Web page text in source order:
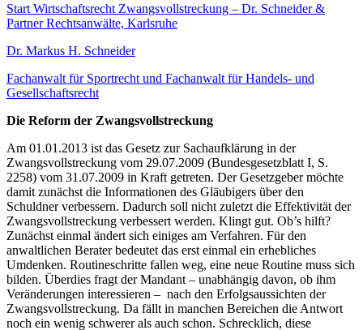
Start Wirtschaftsrecht Zwangsvollstreckung – Dr. Schneider &
Partner Rechtsanwälte, Karlsruhe
Dr. Markus H. Schneider
Fachanwalt für Sportrecht und Fachanwalt für Handels- und
Gesellschaftsrecht
Die Reform der Zwangsvollstreckung
Am 01.01.2013 ist das Gesetz zur Sachaufklärung in der
Zwangsvollstreckung vom 29.07.2009 (Bundesgesetzblatt I, S.
2258) vom 31.07.2009 in Kraft getreten. Der Gesetzgeber möchte
damit zunächst die Informationen des Gläubigers über den
Schuldner verbessern. Dadurch soll nicht zuletzt die Effektivität der
Zwangsvollstreckung verbessert werden. Klingt gut. Ob’s hilft?
Zunächst einmal ändert sich einiges am Verfahren. Für den
anwaltlichen Berater bedeutet das erst einmal ein erhebliches
Umdenken. Routineschritte fallen weg, eine neue Routine muss sich
bilden. Überdies fragt der Mandant – unabhängig davon, ob ihm
Veränderungen interessieren – nach den Erfolgsaussichten der
Zwangsvollstreckung. Da fällt in manchen Bereichen die Antwort
noch ein wenig schwerer als auch schon. Schrecklich, diese